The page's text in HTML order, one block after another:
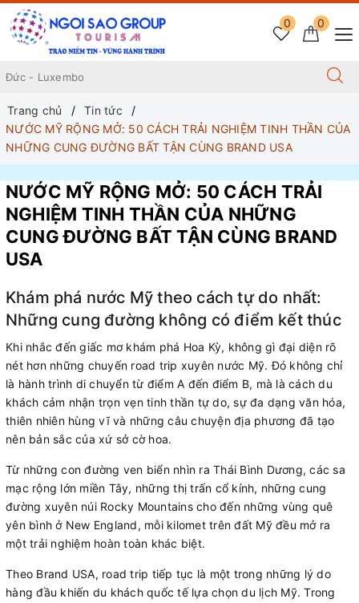
0
0
Trang chủ
Tin tức
NƯỚC MỸ RỘNG MỞ: 50 CÁCH TRẢI NGHIỆM TINH THẦN CỦA
NHỮNG CUNG ĐƯỜNG BẤT TẬN CÙNG BRAND USA
NƯỚC MỸ RỘNG MỞ: 50 CÁCH TRẢI
NGHIỆM TINH THẦN CỦA NHỮNG
CUNG ĐƯỜNG BẤT TẬN CÙNG BRAND
USA
Khám phá nước Mỹ theo cách tự do nhất:
Những cung đường không có điểm kết thúc
Khi nhắc đến giấc mơ khám phá Hoa Kỳ, không gì đại diện rõ
nét hơn những chuyến road trip xuyên nước Mỹ. Đó không chỉ
là hành trình di chuyển từ điểm A đến điểm B, mà là cách du
khách cảm nhận trọn vẹn tinh thần tự do, sự đa dạng văn hóa,
thiên nhiên hùng vĩ và những câu chuyện địa phương đã tạo
nên bản sắc của xứ sở cờ hoa.
Từ những con đường ven biển nhìn ra Thái Bình Dương, các sa
mạc rộng lớn miền Tây, những thị trấn cổ kính, những cung
đường xuyên núi Rocky Mountains cho đến những vùng quê
yên bình ở New England, mỗi kilomet trên đất Mỹ đều mở ra
một trải nghiệm hoàn toàn khác biệt.
Theo Brand USA, road trip tiếp tục là một trong những lý do
hàng đầu khiến du khách quốc tế lựa chọn du lịch Mỹ. Trong